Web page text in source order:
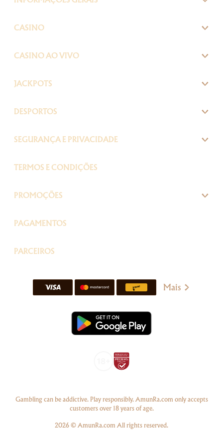
CASINO
CASINO AO VIVO
JACKPOTS
DESPORTOS
SEGURANÇA E PRIVACIDADE
TERMOS E CONDIÇÕES
PROMOÇÕES
PAGAMENTOS
PARCEIROS
Mais
Gambling can be addictive. Play responsibly. AmunRa.com only accepts
customers over 18 years of age.
2026 © AmunRa.com All rights reserved.